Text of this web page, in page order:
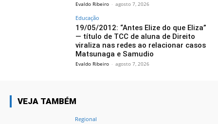
Evaldo Ribeiro - agosto 7, 2026
Educação
19/05/2012: “Antes Elize do que Eliza”
— título de TCC de aluna de Direito
viraliza nas redes ao relacionar casos
Matsunaga e Samudio
Evaldo Ribeiro - agosto 7, 2026
VEJA TAMBÉM
Regional